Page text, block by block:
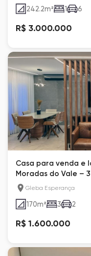
242.2m² 1 6
R$ 3.000.000
Casa para venda e
Moradas do Vale –
gourmet e spa
Gleba Esperança
170m² 3 2
R$ 1.600.000